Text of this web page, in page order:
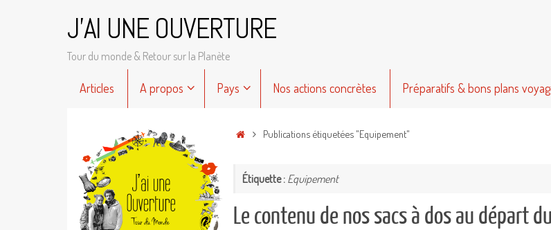
J'AI UNE OUVERTURE
Tour du monde & Retour sur la Planète
Articles A propos Pays Nos actions concrètes Préparatifs & bons plans
AccueilPublications étiquetées "Equipement"
Étiquette : Equipement
Le contenu de nos sacs à dos au départ